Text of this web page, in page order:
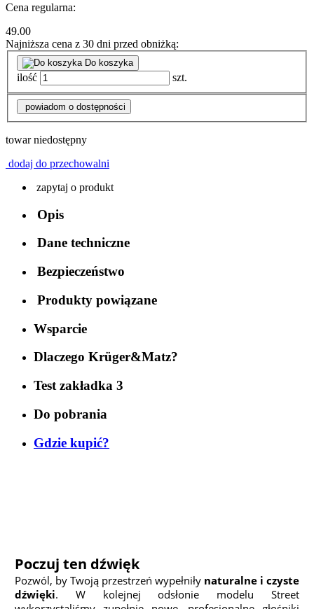
Cena regularna:
49.00
Najniższa cena z 30 dni przed obniżką:
Do koszyka
ilość szt.
powiadom o dostępności
towar niedostępny
dodaj do przechowalni
zapytaj o produkt
Opis
Dane techniczne
Bezpieczeństwo
Produkty powiązane
Wsparcie
Dlaczego Krüger&Matz?
Test zakładka 3
Do pobrania
Gdzie kupić?
Poczuj ten dźwięk
Pozwól, by Twoją przestrzeń wypełniły naturalne i czyste
dźwięki. W kolejnej odsłonie modelu Street